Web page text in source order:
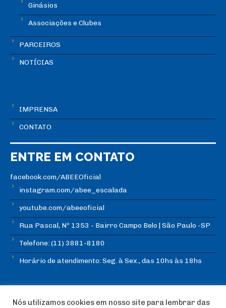
Ginásios
Associações e Clubes
PARCEIROS
NOTÍCIAS
IMPRENSA
CONTATO
ENTRE EM CONTATO
facebook.com/ABEEOficial
instagram.com/abee_escalada
youtube.com/abeeoficial
Rua Pascal, Nº 1353 - Bairro Campo Belo | São Paulo -SP
Telefone: (11) 3881-8180
Horário de atendimento: Seg. à Sex., das 10hs às 18hs
Nós utilizamos cookies em nosso site para lembrar das